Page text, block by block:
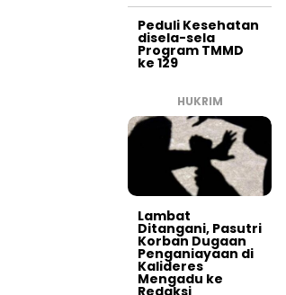
Peduli Kesehatan
disela-sela
Program TMMD
ke 129
HUKRIM
Lambat
Ditangani, Pasutri
Korban Dugaan
Penganiayaan di
Kalideres
Mengadu ke
Redaksi